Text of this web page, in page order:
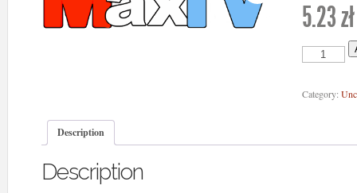
5.23zł
MaxTV
Donation
Category:
Description
Description